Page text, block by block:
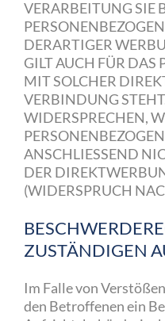
VERARBEITUNG SIE
DERARTIGER
GILT AUCH FÜR DAS
MIT SOLCHER
VERBINDUNG
WIDERSPRECHEN,
ANSCHLIESSEND
DER
(WIDERSPRUCH
ZUSTÄNDIGEN
Im Falle von
den Betroffenen ein